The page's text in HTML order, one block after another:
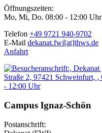
Öffnungszeiten:
Mo, Mi, Do. 08:00 - 12:00 Uhr
Telefon +49 9721 940-9702
E-Mail dekanat.fwi[at]thws.de
Anfahrt
Campus Ignaz-Schön
Postanschrift: